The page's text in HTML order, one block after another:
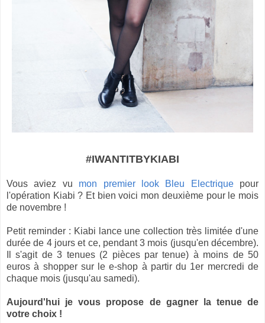
#IWANTITBYKIABI
Vous aviez vu mon premier look Bleu Electriquepour
l'opération Kiabi ? Et bien voici mon deuxième pour le mois
de novembre !
Petit reminder : Kiabi lance une collection très limitée d'une
durée de 4 jours et ce, pendant 3 mois (jusqu'en décembre).
Il s'agit de 3 tenues (2 pièces par tenue) à moins de 50
euros à shopper sur le e-shop à partir du 1er mercredi de
chaque mois (jusqu'au samedi).
Aujourd'hui je vous propose de gagner la tenue de
votre choix !